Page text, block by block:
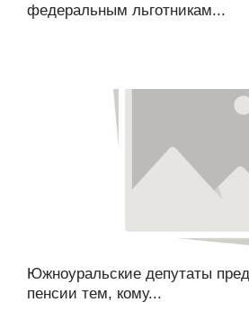
федеральным льготникам...
Южноуральские депутаты
пенсии тем, кому...